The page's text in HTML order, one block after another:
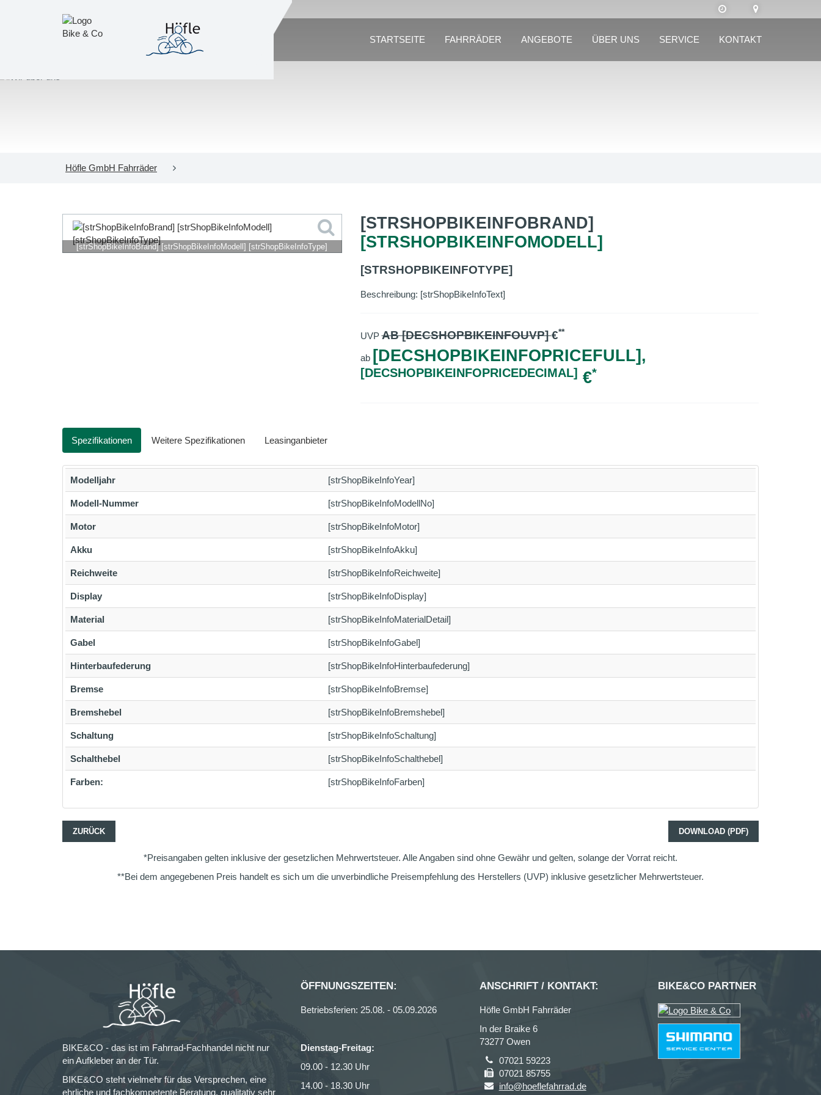
STARTSEITE FAHRRÄDER ANGEBOTE ÜBER UNS SERVICE KONTAKT
Höfle GmbH Fahrräder
[strShopBikeInfoBrand] [strShopBikeInfoModell] [strShopBikeInfoType]
[STRSHOPBIKEINFOBRAND]
[STRSHOPBIKEINFOMODELL]
[STRSHOPBIKEINFOTYPE]
Beschreibung: [strShopBikeInfoText]
UVPAB [DECSHOPBIKEINFOUVP]€**
ab [DECSHOPBIKEINFOPRICEFULL],
[DECSHOPBIKEINFOPRICEDECIMAL] €*
Spezifikationen Weitere Spezifikationen Leasinganbieter
Modelljahr [strShopBikeInfoYear]
Modell-Nummer [strShopBikeInfoModellNo]
Motor [strShopBikeInfoMotor]
Akku [strShopBikeInfoAkku]
Reichweite [strShopBikeInfoReichweite]
Display [strShopBikeInfoDisplay]
Material [strShopBikeInfoMaterialDetail]
Gabel [strShopBikeInfoGabel]
Hinterbaufederung [strShopBikeInfoHinterbaufederung]
Bremse [strShopBikeInfoBremse]
Bremshebel [strShopBikeInfoBremshebel]
Schaltung [strShopBikeInfoSchaltung]
Schalthebel [strShopBikeInfoSchalthebel]
Farben: [strShopBikeInfoFarben]
ZURÜCK DOWNLOAD (PDF)
*Preisangaben gelten inklusive der gesetzlichen Mehrwertsteuer. Alle Angaben sind ohne Gewähr und gelten, solange der Vorrat reicht.
**Bei dem angegebenen Preis handelt es sich um die unverbindliche Preisempfehlung des Herstellers (UVP) inklusive gesetzlicher Mehrwertsteuer.
BIKE&CO - das ist im Fahrrad-Fachhandel nicht nur
ein Aufkleber an der Tür.
BIKE&CO steht vielmehr für das Versprechen, eine
ehrliche und fachkompetente Beratung, qualitativ sehr
ÖFFNUNGSZEITEN:
Betriebsferien: 25.08. - 05.09.2026
Dienstag-Freitag:
09.00 - 12.30 Uhr
14.00 - 18.30 Uhr
ANSCHRIFT / KONTAKT:
Höfle GmbH Fahrräder
In der Braike 6
73277 Owen
07021 59223
07021 85755
info@hoeflefahrrad.de
BIKE&CO PARTNER